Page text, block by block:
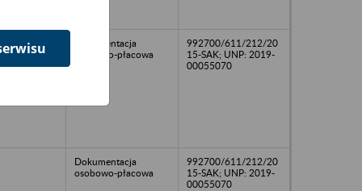
Dokumentacja
osobowo-płacowa
992700/611/212/20
15-SAK; UNP: 2019-
00055070
Dokumentacja
osobowo-płacowa
992700/611/212/20
15-SAK; UNP: 2019-
00055070